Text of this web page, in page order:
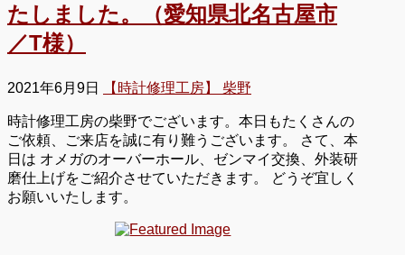
たしました。（愛知県北名古屋市
／T様）
2021年6月9日 【時計修理工房】 柴野
時計修理工房の柴野でございます。本日もたくさんの
ご依頼、ご来店を誠に有り難うございます。 さて、本
日は オメガのオーバーホール、ゼンマイ交換、外装研
磨仕上げをご紹介させていただきます。 どうぞ宜しく
お願いいたします。